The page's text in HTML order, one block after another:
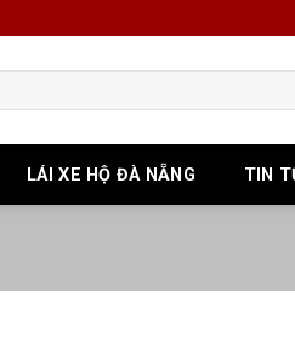
LÁI XE HỘ ĐÀ NẴNG TIN